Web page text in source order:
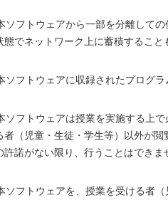
ソフトウェアから一部を分離して
でネットワーク上に蓄積すること
ソフトウェアに収録されたプログ
ソフトウェアは授業を実施する上
者（児童・生徒・学生等）以外が
諾がない限り、行うことはできま
ソフトウェアを、授業を受ける者